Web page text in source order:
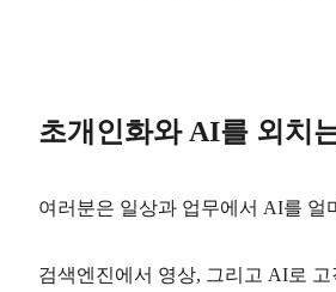
초개인화와 AI를 외치
여러분은 일상과 업무에서 AI를 얼
검색엔진에서 영상, 그리고 AI로